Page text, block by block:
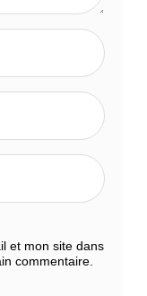
et mon site dans
commentaire.